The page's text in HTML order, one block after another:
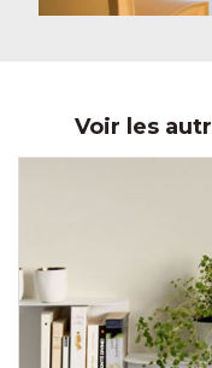
Voir les